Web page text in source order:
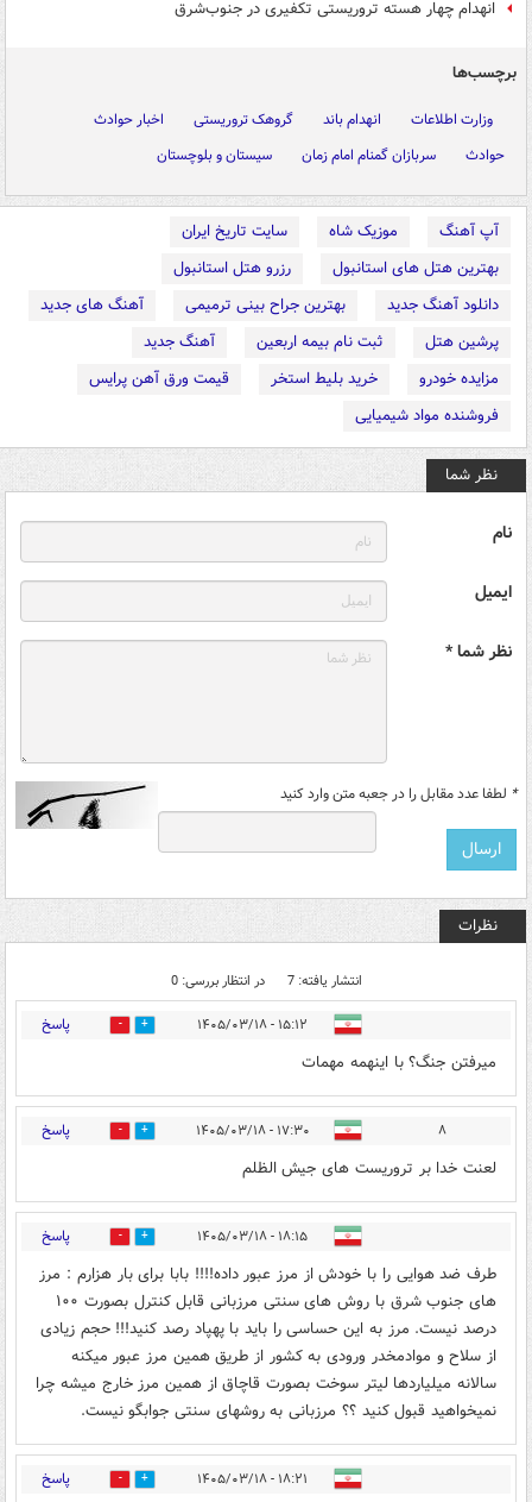
انهدام چهار هسته تروریستی تکفیری در جنوب‌شرق
برچسب‌ها
وزارت اطلاعات انهدام باند گروهک تروریستی
اخبار حوادث
حوادث
سربازان گمنام امام زمان سیستان و بلوچستان
آپ آهنگ موزیک شاه
سایت تاریخ ایران
بهترین هتل های استانبول
رزرو هتل استانبول
دانلود آهنگ جدید
بهترین جراح بینی ترمیمی
آهنگ های جدید
پرشین هتل
ثبت نام بیمه اربعین
آهنگ جدید
مزایده خودرو
خرید بلیط استخر
قیمت ورق آهن پرایس
فروشنده مواد شیمیایی
نظر شما
نام
ایمیل
نظر شما *
* لطفا عدد مقابل را در جعبه متن وارد کنید
نظرات
انتشار یافته: 7 در انتظار بررسی: 0
۱۵:۱۲ - ۱۴۰۵/۰۳/۱۸ 1 پاسخ
میرفتن جنگ؟ با اینهمه مهمات
۸ ۱۷:۳۰ - ۱۴۰۵/۰۳/۱۸ 1 پاسخ
لعنت خدا بر تروریست های جیش الظلم
۱۸:۱۵ - ۱۴۰۵/۰۳/۱۸ 1 پاسخ
طرف ضد هوایی را با خودش از مرز عبور داده!!!! بابا برای بار هزارم : مرز
های جنوب شرق با روش های سنتی مرزبانی قابل کنترل بصورت ۱۰۰
درصد نیست. مرز به این حساسی را باید با پهپاد رصد کنید!!! حجم زیادی
از سلاح و موادمخدر ورودی به کشور از طریق همین مرز عبور میکنه
سالانه میلیاردها لیتر سوخت بصورت قاچاق از همین مرز خارج میشه چرا
نمیخواهید قبول کنید ؟؟ مرزبانی به روشهای سنتی جوابگو نیست.
۱۸:۲۱ - ۱۴۰۵/۰۳/۱۸ 0 پاسخ